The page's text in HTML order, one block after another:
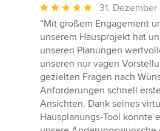
Durchschnittliche
Bewertung:
5
von
5
Sternen
31.
“Mit großem Engagement
unserem Hausprojekt hat
unseren Planungen
unseren nur vagen
gezielten Fragen nach
Anforderungen schnell
Ansichten. Dank seines
Hausplanungs-Tool konnte